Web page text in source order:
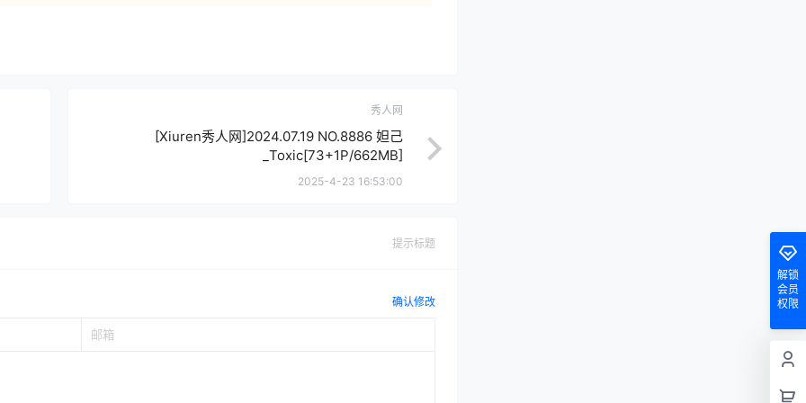
秀人网
[Xiuren秀人网]2024.07.19 NO.8886 妲己
_Toxic[73+1P/662MB]
2025-4-23 16:53:00
提示标题
确认修改
解锁
会员
权限